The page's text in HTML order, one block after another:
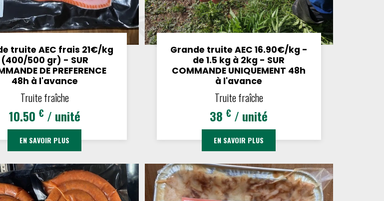
truite AEC frais 21€/kg
(400/500 gr) - SUR
DE PREFERENCE
48h à l'avance
Truite fraîche
10.50 € / unité
EN SAVOIR PLUS
Grande truite AEC 16.90€/kg -
de 1.5 kg à 2kg - SUR
COMMANDE UNIQUEMENT 48h
à l'avance
Truite fraîche
38 € / unité
EN SAVOIR PLUS